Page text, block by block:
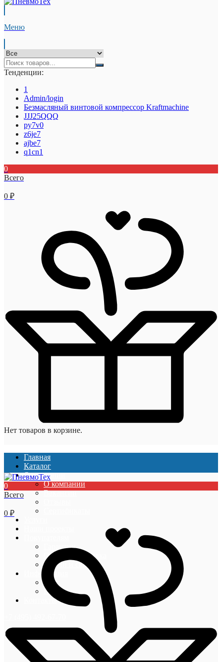
Меню
Тенденции:
1
Admin/login
Безмасляный винтовой компрессор Kraftmaсhine
JJJ25QQQ
py7v0
z6je7
ajbe7
q1cn1
0
Всего
0 ₽
Нет товаров в корзине.
Главная
Каталог
О компании
О компании
Вакансии
Гарантии
Оплата и доставка
Акции и скидки
Информация
Блог
Новости
Контакты
0
Всего
0 ₽